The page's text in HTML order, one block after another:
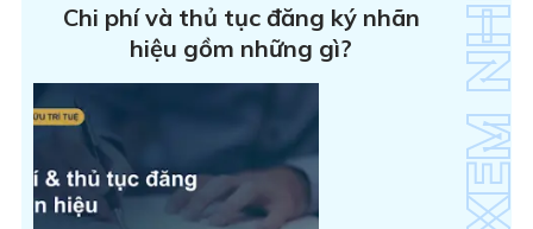
Chi phí và thủ tục đăng ký nhãn
hiệu gồm những gì?